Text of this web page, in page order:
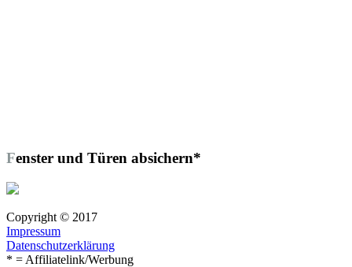
Fenster und Türen absichern*
Copyright © 2017
Impressum
Datenschutzerklärung
* = Affiliatelink/Werbung